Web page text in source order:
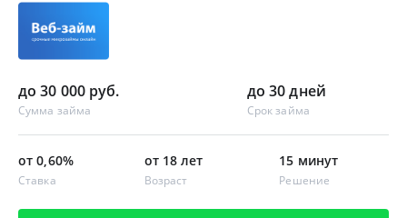
до 30 000 руб.
Сумма займа
до 30 дней
Срок займа
от 0,60%
Ставка
от 18 лет
Возраст
15 минут
Решение